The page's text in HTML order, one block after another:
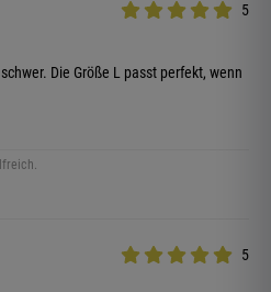
5
Die Größe L passt perfekt, wenn
5